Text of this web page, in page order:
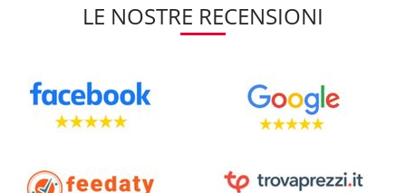
LE NOSTRE RECENSIONI